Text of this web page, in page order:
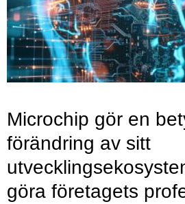
Microchip gör en
förändring av sitt
göra företagets